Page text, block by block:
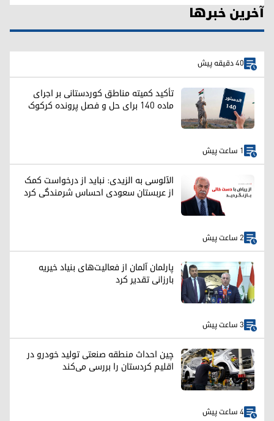
آخرین خبرها
40 دقیقه پیش
تأکید کمیته مناطق کوردستانی بر اجرای
ماده ۱۴۰ برای حل و فصل پرونده کرکوک
1 ساعت پیش
الآلوسی به الزیدی: نباید از درخواست کمک
از عربستان سعودی احساس شرمندگی کرد
2 ساعت پیش
پارلمان آلمان از فعالیت‌های بنیاد خیریه
بارزانی تقدیر کرد
3 ساعت پیش
چین احداث منطقه صنعتی تولید خودرو در
اقلیم کردستان را بررسی می‌کند
4 ساعت پیش